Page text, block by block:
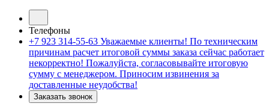
Телефоны
+7 923 314-55-63 Уважаемые клиенты! По техническим
причинам расчет итоговой суммы заказа сейчас работает
некорректно! Пожалуйста, согласовывайте итоговую
сумму с менеджером. Приносим извинения за
доставленные неудобства!
Заказать звонок